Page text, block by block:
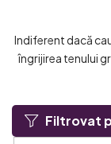
Indiferent dacă
îngrijirea tenului
Filtrovat